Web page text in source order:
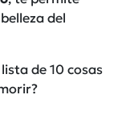
del
de 10 cosas